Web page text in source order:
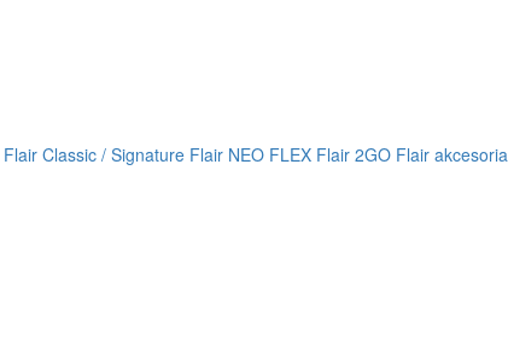
Flair Classic / Signature Flair NEO FLEX Flair 2GO Flair akcesoria